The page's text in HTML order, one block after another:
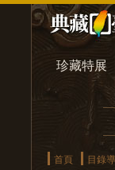
珍藏特展
首頁 目錄